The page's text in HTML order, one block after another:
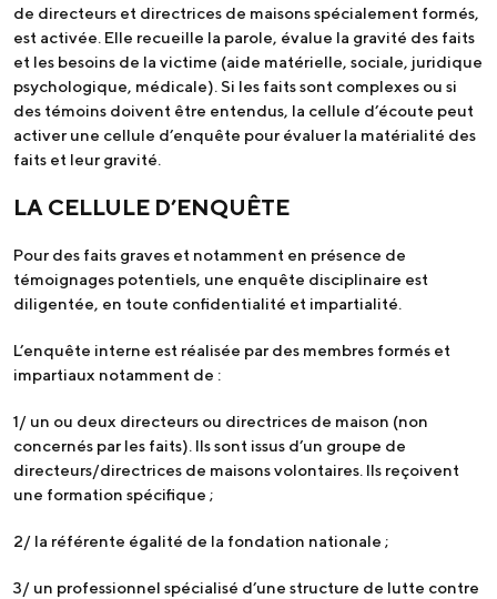
de directeurs et directrices de maisons spécialement formés,
est activée. Elle recueille la parole, évalue la gravité des faits
et les besoins de la victime (aide matérielle, sociale, juridique
psychologique, médicale). Si les faits sont complexes ou si
des témoins doivent être entendus, la cellule d’écoute peut
activer une cellule d’enquête pour évaluer la matérialité des
faits et leur gravité.
LA CELLULE D’ENQUÊTE
Pour des faits graves et notamment en présence de
témoignages potentiels, une enquête disciplinaire est
diligentée, en toute confidentialité et impartialité.
L’enquête interne est réalisée par des membres formés et
impartiaux notamment de :
1/ un ou deux directeurs ou directrices de maison (non
concernés par les faits). Ils sont issus d’un groupe de
directeurs/directrices de maisons volontaires. Ils reçoivent
une formation spécifique ;
2/ la référente égalité de la fondation nationale ;
3/ un professionnel spécialisé d’une structure de lutte contre